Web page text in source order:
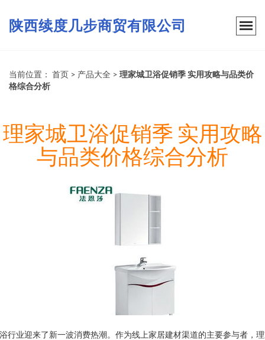
陕西续度几步商贸有限公司
当前位置： 首页 > 产品大全 > 理家城卫浴促销季 实用攻略与品类价
格综合分析
理家城卫浴促销季 实用攻略
与品类价格综合分析
行业迎来了新一波消费热潮。作为线上家居建材渠道的主要参与者，